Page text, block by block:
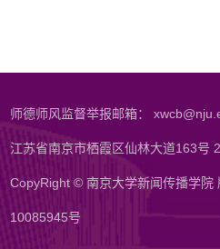
师德师风监督举报邮箱：
江苏省南京市栖霞区仙林大道163号
CopyRight © 南京大学新闻传播学
10085945号